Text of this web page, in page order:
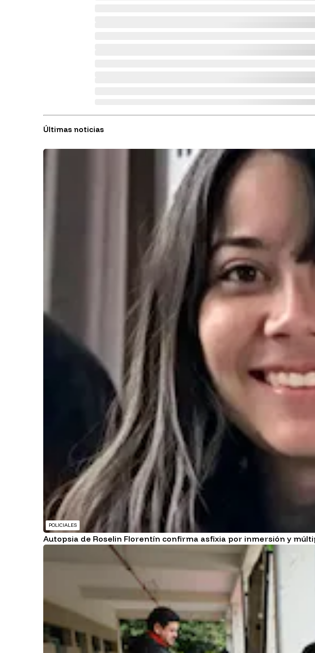
Últimas noticias
POLICIALES
Autopsia de Roselin Florentín confirma asfixia por inmersión y